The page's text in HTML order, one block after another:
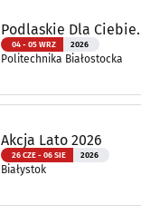
Podlaskie Dla
04 - 05 WRZ 2026
Politechnika Białostocka
Akcja Lato 2026
26 CZE - 06 SIE 2026
Białystok